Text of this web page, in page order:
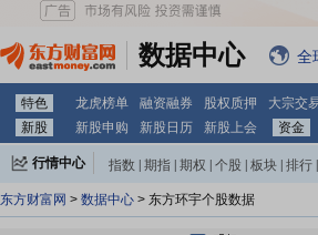
数据中心 全
特色 龙虎榜单 融资融券 股权质押 大宗交
新股
新股申购 新股日历 新股上会 资金
行情中心 指数 期指 期权 个股 板块 排行
东方财富网 > 数据中心 > 东方环宇个股数据